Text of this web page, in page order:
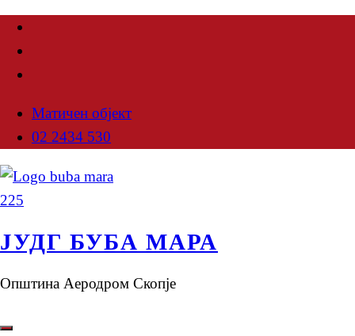
Матичен објект
02 2434 530
ЈУДГ БУБА МАРА
Општина Аеродром Скопје